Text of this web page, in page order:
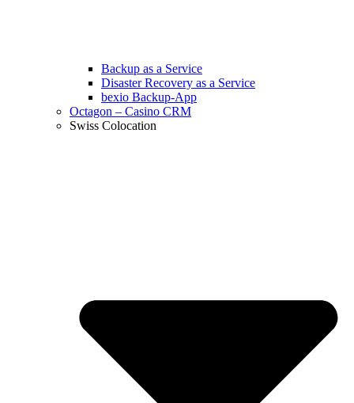
Backup as a Service
Disaster Recovery as a Service
bexio Backup-App
Octagon – Casino CRM
Swiss Colocation